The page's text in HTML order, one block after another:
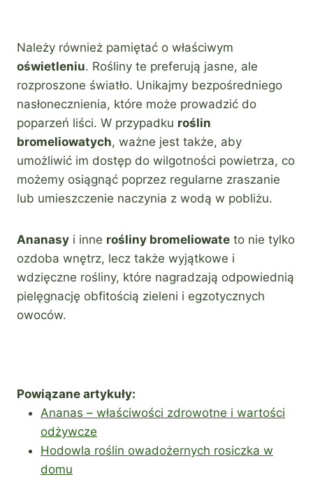
Należy również pamiętać o właściwym
oświetleniu. Rośliny te preferują jasne, ale
rozproszone światło. Unikajmy bezpośredniego
nasłonecznienia, które może prowadzić do
poparzeń liści. W przypadku roślin
bromeliowatych, ważne jest także, aby
umożliwić im dostęp do wilgotności powietrza, co
możemy osiągnąć poprzez regularne zraszanie
lub umieszczenie naczynia z wodą w pobliżu.
Ananasy i inne rośliny bromeliowate to nie tylko
ozdoba wnętrz, lecz także wyjątkowe i
wdzięczne rośliny, które nagradzają odpowiednią
pielęgnację obfitością zieleni i egzotycznych
owoców.
Powiązane artykuły:
Ananas – właściwości zdrowotne i wartości
odżywcze
Hodowla roślin owadożernych rosiczka w
domu